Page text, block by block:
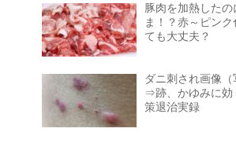
豚肉を加熱したの
ま！？赤～ピン
ても大丈夫？
ダニ刺され画像
⇒跡、かゆみに効
策退治実録